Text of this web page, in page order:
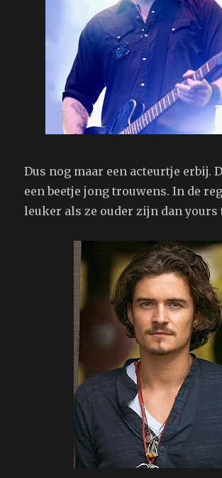
Dus nog maar een acteurtje erbij.
een beetje jong trouwens. In de
leuker als ze ouder zijn dan yours